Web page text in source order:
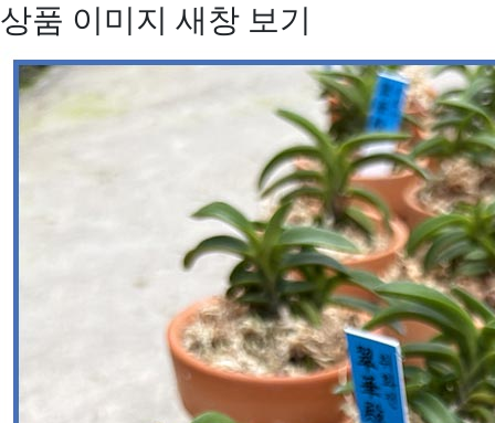
상품 이미지 새창 보기